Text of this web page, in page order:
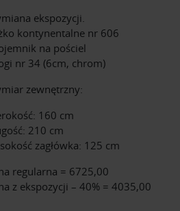
ekspozycji.
kontynentalne nr 606
na pościel
nr 34 (6cm, chrom)
zewnętrzny:
160 cm
210 cm
zagłówka: 125 cm
regularna = 6725,00
z ekspozycji – 40% = 4035,00